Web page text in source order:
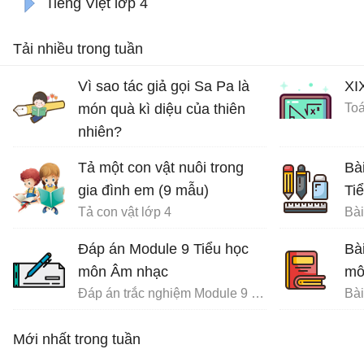
Tiếng Việt lớp 4
Tải nhiều trong tuần
Vì sao tác giả gọi Sa Pa là
món quà kì diệu của thiên
nhiên?
Tả một con vật nuôi trong
gia đình em (9 mẫu)
Tả con vật lớp 4
Đáp án Module 9 Tiểu học
môn Âm nhạc
Đáp án trắc nghiệm Module 9 Tiểu học
Mới nhất trong tuần